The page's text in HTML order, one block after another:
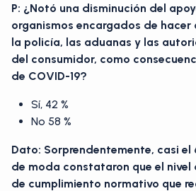
P: ¿Notó una disminución del
organismos encargados de hacer
la policía, las aduanas y las
del consumidor, como
de COVID-19?
Sí, 42 %
No 58 %
Dato: Sorprendentemente, casi el
de moda constataron que el nivel
de cumplimiento normativo que